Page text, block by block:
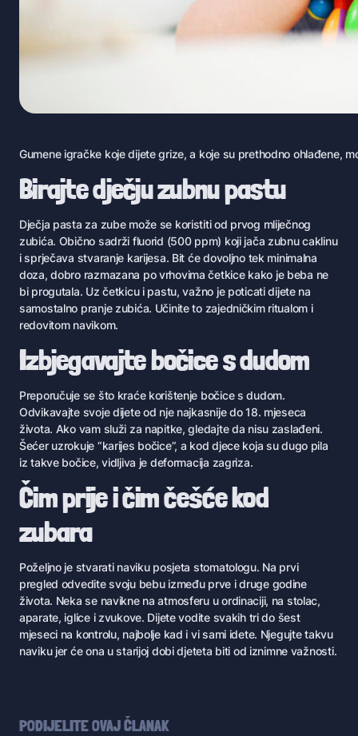
Gumene igračke koje dijete grize, a koje su prethodno ohlađene,
Birajte dječju zubnu pastu
Dječja pasta za zube može se koristiti od prvog mliječnog
zubića. Obično sadrži fluorid (500 ppm) koji jača zubnu caklinu
i sprječava stvaranje karijesa. Bit će dovoljno tek minimalna
doza, dobro razmazana po vrhovima četkice kako je beba ne
bi progutala. Uz četkicu i pastu, važno je poticati dijete na
samostalno pranje zubića. Učinite to zajedničkim ritualom i
redovitom navikom.
Izbjegavajte bočice s dudom
Preporučuje se što kraće korištenje bočice s dudom.
Odvikavajte svoje dijete od nje najkasnije do 18. mjeseca
života. Ako vam služi za napitke, gledajte da nisu zaslađeni.
Šećer uzrokuje “karijes bočice”, a kod djece koja su dugo pila
iz takve bočice, vidljiva je deformacija zagriza.
Čim prije i čim češće kod
zubara
Poželjno je stvarati naviku posjeta stomatologu. Na prvi
pregled odvedite svoju bebu između prve i druge godine
života. Neka se navikne na atmosferu u ordinaciji, na stolac,
aparate, iglice i zvukove. Dijete vodite svakih tri do šest
mjeseci na kontrolu, najbolje kad i vi sami idete. Njegujte takvu
naviku jer će ona u starijoj dobi djeteta biti od iznimne važnosti.
PODIJELITE OVAJ ČLANAK